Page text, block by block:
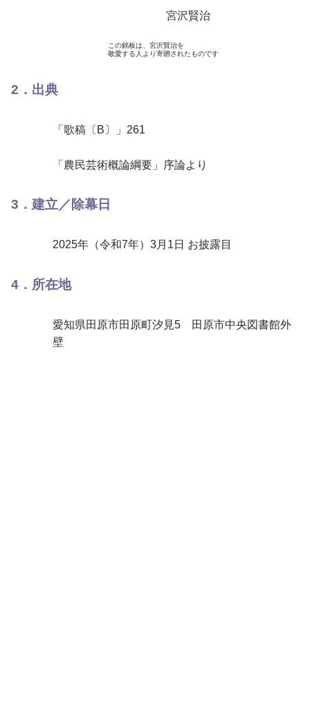
宮沢賢治
この銘板は、宮沢賢治を
敬愛する人より寄贈されたものです
2．出典
「歌稿〔B〕」261
「農民芸術概論綱要」序論より
3．建立／除幕日
2025年（令和7年）3月1日 お披露目
4．所在地
愛知県田原市田原町汐見5 田原市中央図書館外
壁